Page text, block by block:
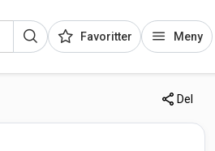
Favoritter Meny
Del